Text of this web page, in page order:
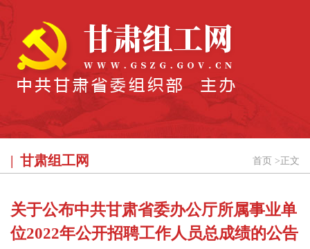
甘肃组工网 首页 > 正文
关于公布中共甘肃省委办公厅所属事业单
位2022年公开招聘工作人员总成绩的公告